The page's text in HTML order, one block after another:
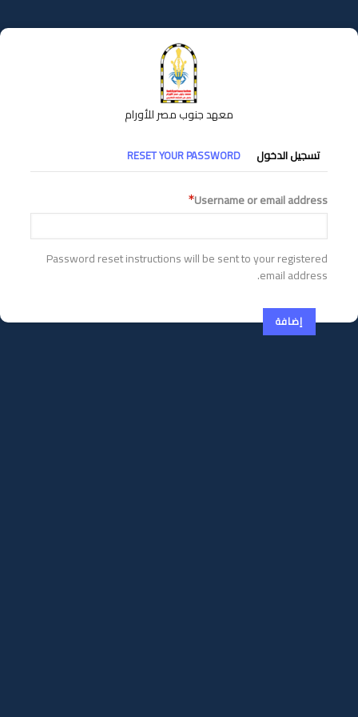
إلى
المحتوى
معهد جنوب مصر للأورام
التبويبات
الأساسية
تسجيل الدخول RESET YOUR PASSWORD
Username or email address
Password reset instructions will be sent to your registered
email address.